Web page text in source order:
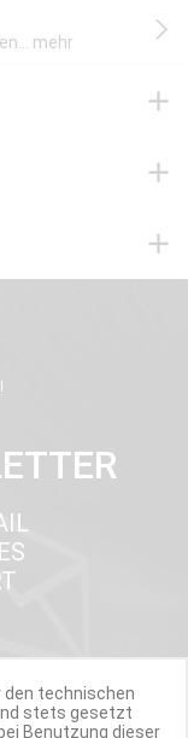
mehr
den technischen
stets gesetzt
Benutzung dieser